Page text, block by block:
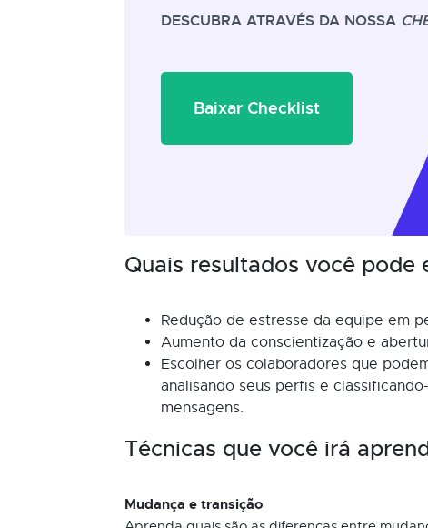
DESCUBRA ATRAVÉS DA NOSSA
Baixar Checklist
Quais resultados você pode
Redução de estresse da equipe em
Aumento da conscientização e
Escolher os colaboradores que
analisando seus perfis e
mensagens.
Técnicas que você irá
Mudança e transição